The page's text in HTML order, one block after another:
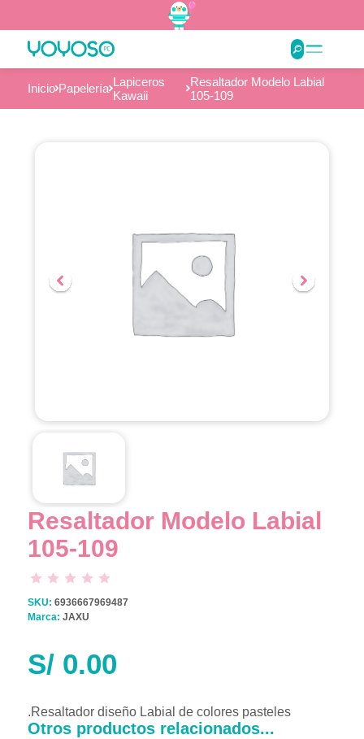
Inicio Papelería Lapiceros
Kawaii
Resaltador Modelo Labial
105-109
Resaltador Modelo Labial
105-109
SKU: 6936667969487
Marca: JAXU
S/0.00
.Resaltador diseño Labial de colores pasteles
Otros productos relacionados...